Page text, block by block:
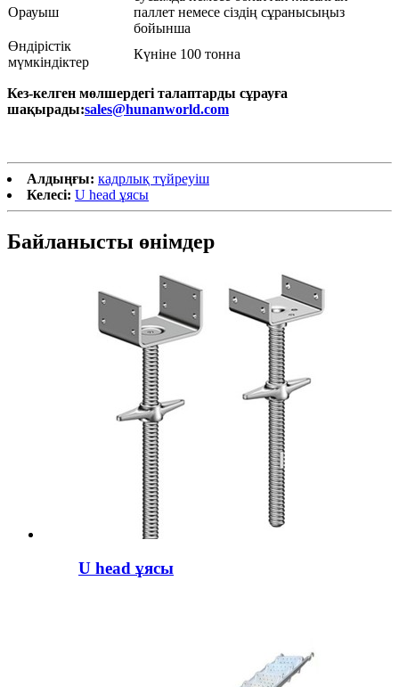
Орауыш
паллет немесе сіздің сұранысыңыз
бойынша
Өндірістік
мүмкіндіктер
Күніне 100 тонна
Кез-келген мөлшердегі талаптарды сұрауға
шақырады:sales@hunanworld.com
Алдыңғы: кадрлық түйреуіш
Келесі: U head ұясы
Байланысты өнімдер
U head ұясы